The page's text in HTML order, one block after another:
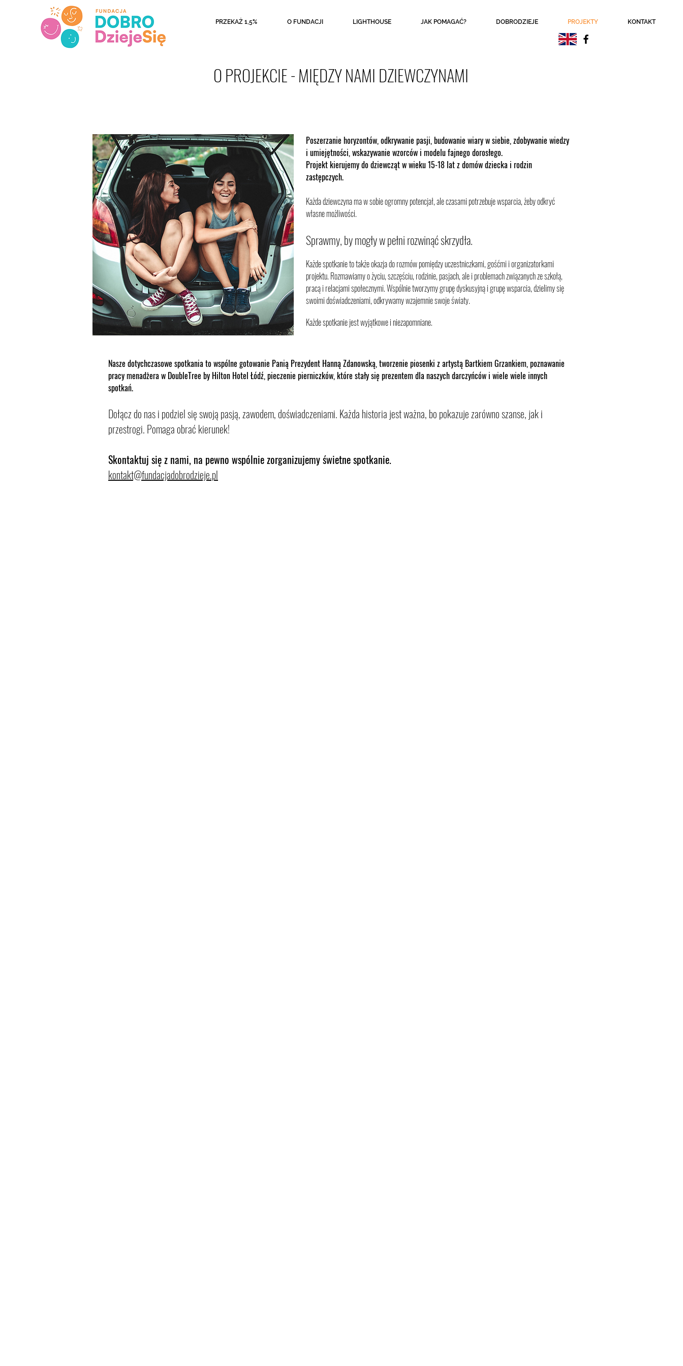
PRZEKAŻ 1,5% O FUNDACJI LIGHTHOUSE JAK POMAGAĆ? DOBRODZIEJE PROJEKTY KONTAKT
O PROJEKCIE - MIĘDZY NAMI DZIEWCZYNAMI
Poszerzanie horyzontów, odkrywanie pasji, budowanie wiary w siebie, zdobywanie wiedzy
i umiejętności, wskazywanie wzorców i modelu fajnego dorosłego.
Projekt kierujemy do dziewcząt w wieku 15-18 lat z domów dziecka i rodzin
zastępczych.
Każda dziewczyna ma w sobie ogromny potencjał, ale czasami potrzebuje wsparcia, żeby odkryć
własne możliwości.
Sprawmy, by mogły w pełni rozwinąć skrzydła.
Każde spotkanie to także okazja do rozmów pomiędzy uczestniczkami, gośćmi i organizatorkami
projektu. Rozmawiamy o życiu, szczęściu, rodzinie, pasjach, ale i problemach związanych ze szkołą,
pracą i relacjami społecznymi. Wspólnie tworzymy grupę dyskusyjną i grupę wsparcia, dzielimy się
swoimi doświadczeniami, odkrywamy wzajemnie swoje światy.
Każde spotkanie jest wyjątkowe i niezapomniane.
Nasze dotychczasowe spotkania to wspólne gotowanie Panią Prezydent Hanną Zdanowską, tworzenie piosenki z artystą Bartkiem Grzankiem, poznawanie
pracy menadżera w DoubleTree by Hilton Hotel Łódź, pieczenie pierniczków, które stały się prezentem dla naszych darczyńców i wiele wiele innych
spotkań.
Dołącz do nas i podziel się swoją pasją, zawodem, doświadczeniami. Każda historia jest ważna, bo pokazuje zarówno szanse, jak i
przestrogi. Pomaga obrać kierunek!
Skontaktuj się z nami, na pewno wspólnie zorganizujemy świetne spotkanie.
kontakt@fundacjadobrodzieje.pl